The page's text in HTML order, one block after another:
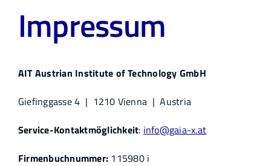
Gaia-X Hub Austria
News
Impressum
AITAustrian Institute of Technology GmbH
Giefinggasse 4 | 1210 Vienna | Austria
Service-Kontaktmöglichkeit: info@gaia-x.at
Firmenbuchnummer: 115980 i